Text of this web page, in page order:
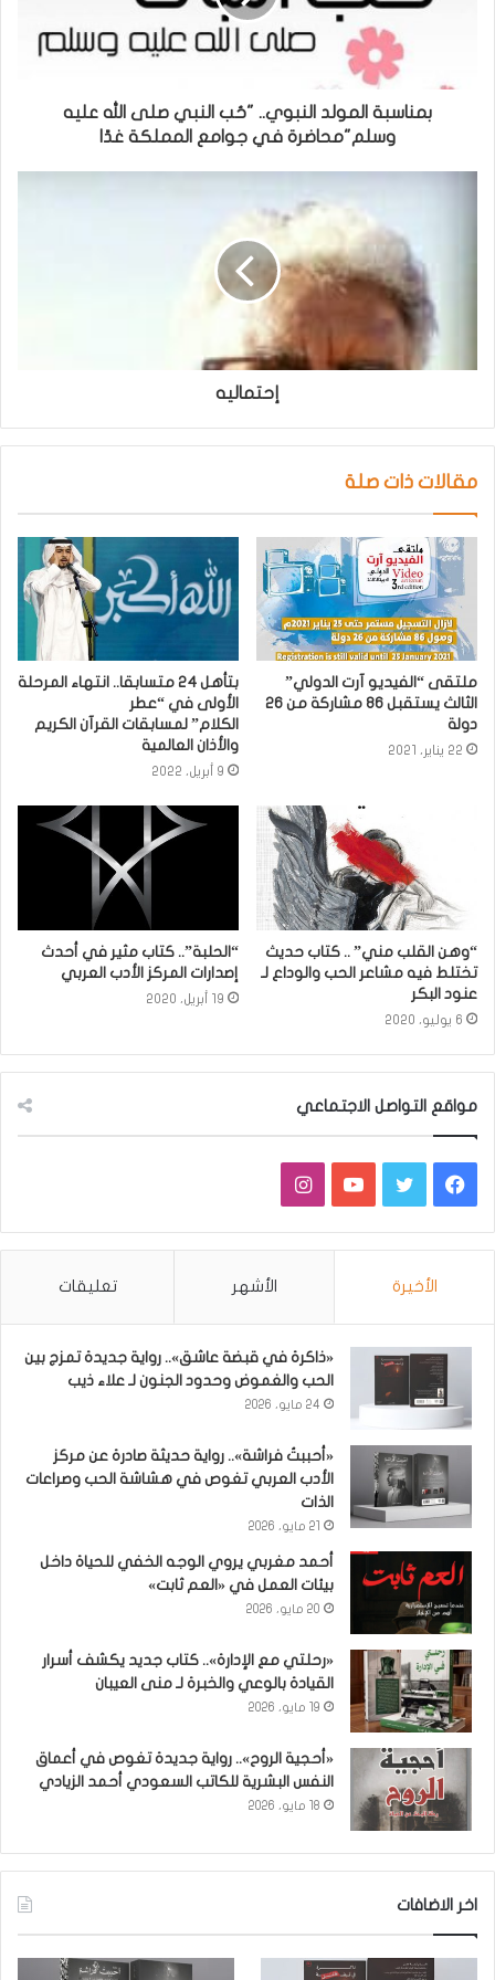
بمناسبة المولد النبوي.. "حُب النبي صلى الله عليه
وسلم"محاضرة في جوامع المملكة غدًا
إحتماليه
مقالات ذات صلة
ملتقى “الفيديو آرت الدولي”
الثالث يستقبل 86 مشاركة من 26
دولة
22 يناير، 2021
بتأهل 24 متسابقا.. انتهاء المرحلة
الأولى في “عطر
الكلام” لمسابقات القرآن الكريم
والأذان العالمية
9 أبريل، 2022
“وهن القلب مني” .. كتاب حديث
تختلط فيه مشاعر الحب والوداع لـ
عنود البكر
6 يوليو، 2020
“الحلبة”.. كتاب مثير في أحدث
إصدارات المركز الأدب العربي
19 أبريل، 2020
مواقع التواصل الاجتماعي
فيسبوكتويتر يوتيوبانستقرام
الأخيرة الأشهر تعليقات
«ذاكرة في قبضة عاشق».. رواية جديدة تمزج بين
الحب والغموض وحدود الجنون لـ علاء ذيب
24 مايو، 2026
«أحببتُ فراشة».. رواية حديثة صادرة عن مركز
الأدب العربي تغوص في هشاشة الحب وصراعات
الذات
21 مايو، 2026
أحمد مغربي يروي الوجه الخفي للحياة داخل
بيئات العمل في «العم ثابت»
20 مايو، 2026
«رحلتي مع الإدارة».. كتاب جديد يكشف أسرار
القيادة بالوعي والخبرة لـ منى العيبان
19 مايو، 2026
«أحجية الروح».. رواية جديدة تغوص في أعماق
النفس البشرية للكاتب السعودي أحمد الزيادي
18 مايو، 2026
اخر الاضافات